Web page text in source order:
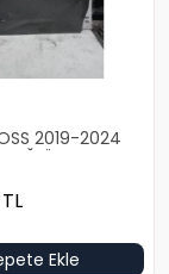
2019-2024
ÖN KAPI
TL
Ekle